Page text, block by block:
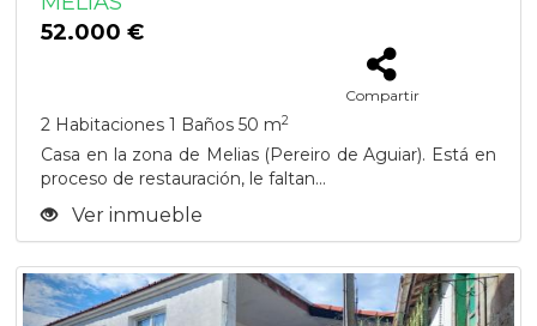
52.000 €
Compartir
2 Habitaciones 1 Baños 50 m2
Casa en la zona de Melias (Pereiro de Aguiar). Está en
proceso de restauración, le faltan...
Ver inmueble
Previous Next